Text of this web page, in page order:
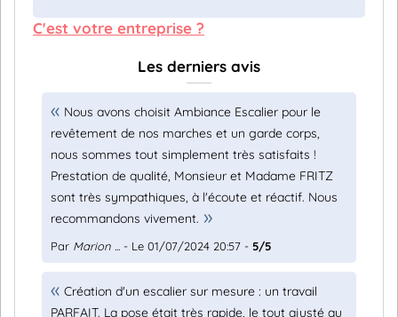
C'est votre entreprise ?
Les derniers avis
Nous avons choisit Ambiance Escalier pour le
revêtement de nos marches et un garde corps,
nous sommes tout simplement très satisfaits !
Prestation de qualité, Monsieur et Madame FRITZ
sont très sympathiques, à l'écoute et réactif. Nous
recommandons vivement.
Par Marion ... - Le 01/07/2024 20:57 - 5/5
Création d'un escalier sur mesure : un travail
PARFAIT. La pose était très rapide, le tout ajusté au